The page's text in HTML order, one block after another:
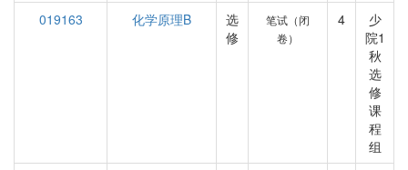
019163
化学原理B
选
修
笔试（闭
卷）
4
少
院1
秋
选
修
课
程
组